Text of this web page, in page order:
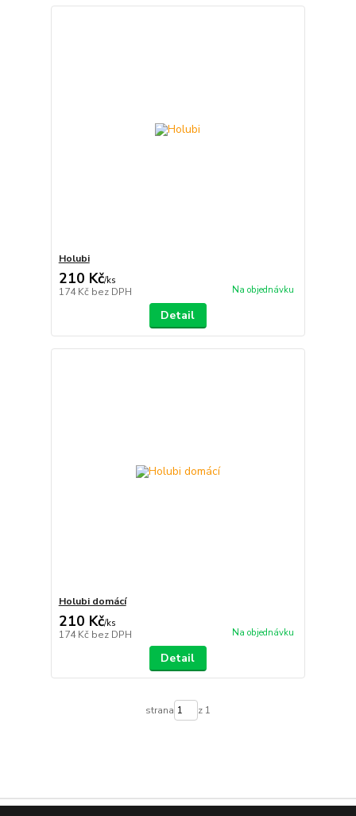
Holubi
210 Kč/ks
174 Kč bez DPH Na objednávku
Detail
Holubi domácí
210 Kč/ks
174 Kč bez DPH Na objednávku
Detail
strana z 1